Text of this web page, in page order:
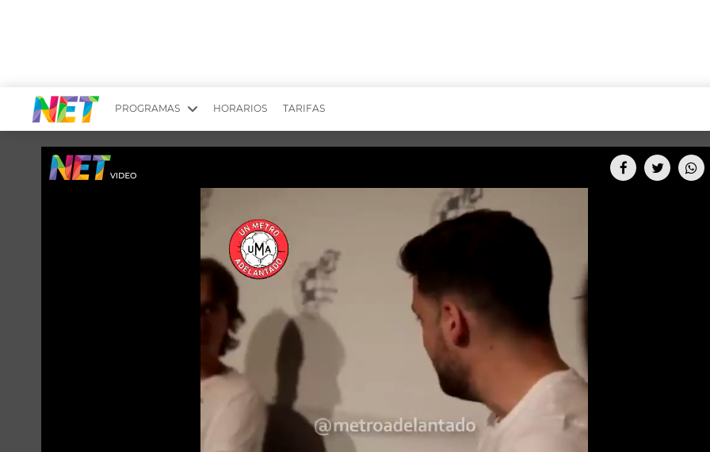
PROGRAMAS
YUYITO A LA TARDE DR. BEAUTY
ARGENTINOS X ARGENTINA
ESTÉTICA 360 TV
CARAS Y NEGOCIOS
SCOUTING PARA UN CAMBIO
HAIR RECOVERY
GOSSIP
ENTROMETIDOS EN LA TELE
MODO FONTEVECCHIA
PERIODISMO PURO
REPERFILAR
CINE NET
HORARIOS TARIFAS